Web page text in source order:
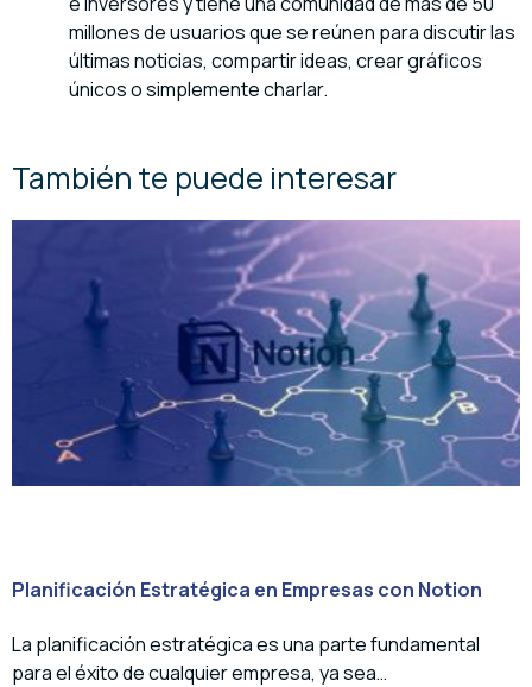
millones de usuarios que se reúnen para discutir las
últimas noticias, compartir ideas, crear gráficos
únicos o simplemente charlar.
También te puede interesar
Planificación Estratégica en Empresas con Notion
La planificación estratégica es una parte fundamental
para el éxito de cualquier empresa, ya sea…